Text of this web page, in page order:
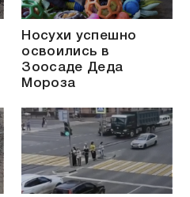
Носухи успешно
освоились в
Зоосаде Деда
Мороза